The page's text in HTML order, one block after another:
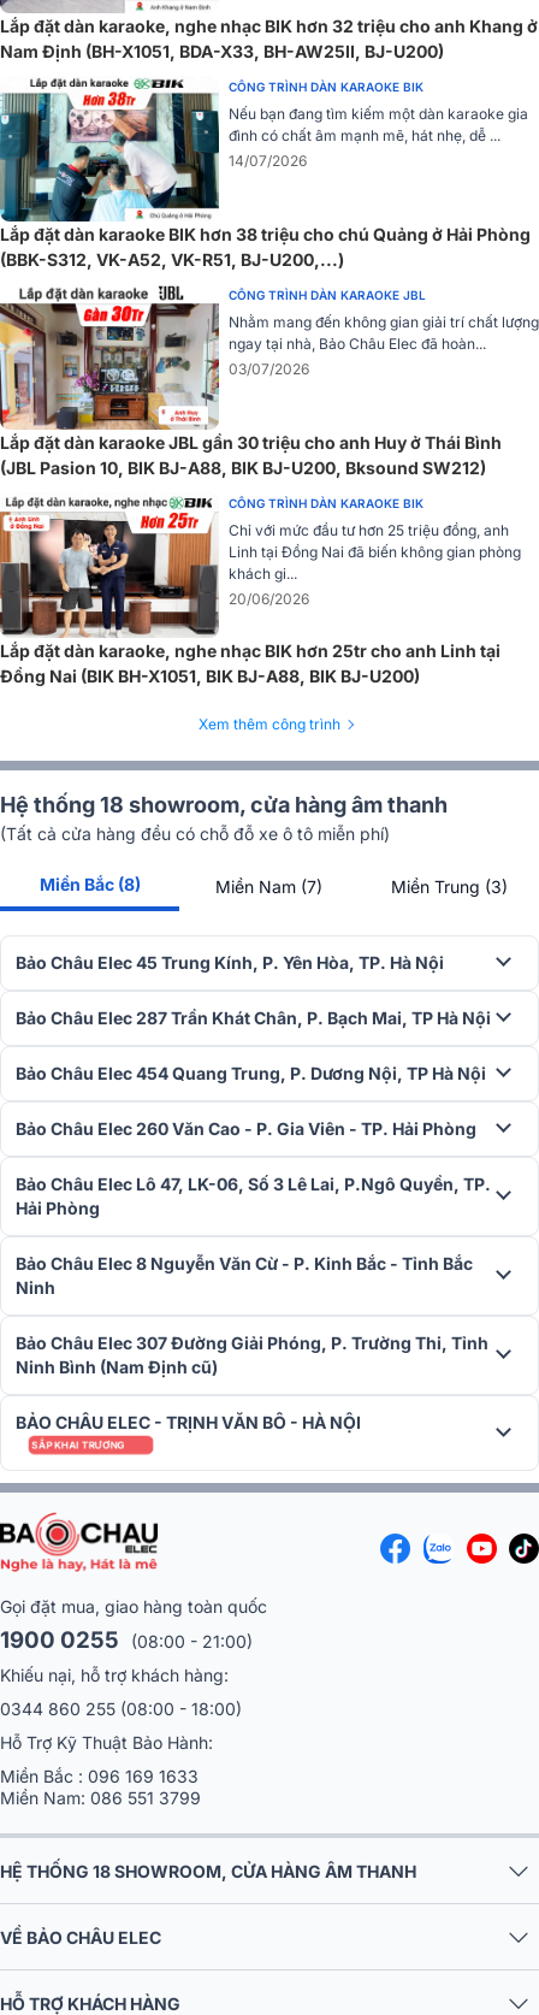
tượng âm thanh bị nhòe, rè, nâng đỡ giọng người hát tốt, kể cả
những giọng hát yếu, mang đến trải nghiệm hát karaoke không thu
các ca sĩ chuyên nghiệp.
Dễ dàng phối ghép thiết bị
Micro không dây BIK BJ-U200 tương thích với nhiều thiết bị âm
thanh khác để tạo nên bộ dàn hiện đại, chất lượng. Sử dụng micro
cho các hoạt động karaoke gia đình, biểu diễn, sân khấu hội trường,
giảng dạy…
Đầu thu
Lắp đặt dàn karaoke, nghe nhạc BIK hơn 32 triệu cho anh Khang ở
Nam Định (BH-X1051, BDA-X33, BH-AW25II, BJ-U200)
CÔNG TRÌNH DÀN KARAOKE BIK
Nếu bạn đang tìm kiếm một dàn karaoke gia
đình có chất âm mạnh mẽ, hát nhẹ, dễ ...
14/07/2026
Lắp đặt dàn karaoke BIK hơn 38 triệu cho chú Quảng ở Hải Phòng
(BBK-S312, VK-A52, VK-R51, BJ-U200,...)
CÔNG TRÌNH DÀN KARAOKE JBL
Nhằm mang đến không gian giải trí chất lượng
ngay tại nhà, Bảo Châu Elec đã hoàn...
03/07/2026
Lắp đặt dàn karaoke JBL gần 30 triệu cho anh Huy ở Thái Bình
(JBL Pasion 10, BIK BJ-A88, BIK BJ-U200, Bksound SW212)
CÔNG TRÌNH DÀN KARAOKE BIK
Chỉ với mức đầu tư hơn 25 triệu đồng, anh
Linh tại Đồng Nai đã biến không gian phòng
khách gi...
20/06/2026
Lắp đặt dàn karaoke, nghe nhạc BIK hơn 25tr cho anh Linh tại
Đồng Nai (BIK BH-X1051, BIK BJ-A88, BIK BJ-U200)
Xem thêm công trình
Hệ thống 18 showroom, cửa hàng âm thanh
(Tất cả cửa hàng đều có chỗ đỗ xe ô tô miễn phí)
Miền Bắc (8) Miền Nam (7) Miền Trung (3)
Bảo Châu Elec 45 Trung Kính, P. Yên Hòa, TP. Hà Nội
Bảo Châu Elec 287 Trần Khát Chân, P. Bạch Mai, TP Hà Nội
Bảo Châu Elec 454 Quang Trung, P. Dương Nội, TP Hà Nội
Bảo Châu Elec 260 Văn Cao - P. Gia Viên - TP. Hải Phòng
Bảo Châu Elec Lô 47, LK-06, Số 3 Lê Lai, P.Ngô Quyền, TP.
Hải Phòng
Bảo Châu Elec 8 Nguyễn Văn Cừ - P. Kinh Bắc - Tỉnh Bắc
Ninh
Bảo Châu Elec 307 Đường Giải Phóng, P. Trường Thi, Tỉnh
Ninh Bình (Nam Định cũ)
BẢO CHÂU ELEC - TRỊNH VĂN BÔ - HÀ NỘI
SẮP KHAI TRƯƠNG
Gọi đặt mua, giao hàng toàn quốc
1900 0255
(08:00 - 21:00)
Khiếu nại, hỗ trợ khách hàng:
0344 860 255 (08:00 - 18:00)
Hỗ Trợ Kỹ Thuật Bảo Hành:
Miền Bắc : 096 169 1633
Miền Nam: 086 551 3799
HỆ THỐNG 18 SHOWROOM, CỬA HÀNG ÂM THANH
VỀ BẢO CHÂU ELEC
HỖ TRỢ KHÁCH HÀNG